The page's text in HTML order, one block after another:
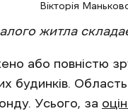
Вікторія
житла
або повністю
будинків.
Усього, за